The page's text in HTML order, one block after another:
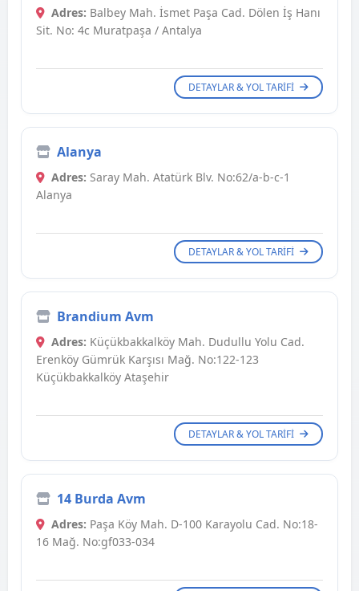
Adres: Balbey Mah. İsmet Paşa Cad. Dölen İş Hanı
Sit. No: 4c Muratpaşa / Antalya
DETAYLAR & YOL TARIFI
Alanya
Adres: Saray Mah. Atatürk Blv. No:62/a-b-c-1
Alanya
DETAYLAR & YOL TARIFI
Brandium Avm
Adres: Küçükbakkalköy Mah. Dudullu Yolu Cad.
Erenköy Gümrük Karşısı Mağ. No:122-123
Küçükbakkalköy Ataşehir
DETAYLAR & YOL TARIFI
14 Burda Avm
Adres: Paşa Köy Mah. D-100 Karayolu Cad. No:18-
16 Mağ. No:gf033-034